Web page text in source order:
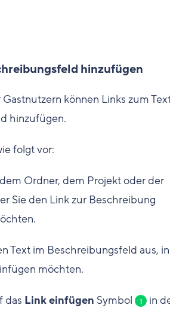
hinzufügen
können Links zum
hinzufügen.
folgt vor:
Ordner, dem Projekt oder der
Sie den Link zur Beschreibung
Text im Beschreibungsfeld aus,
möchten.
das Link einfügen Symbol 1
in